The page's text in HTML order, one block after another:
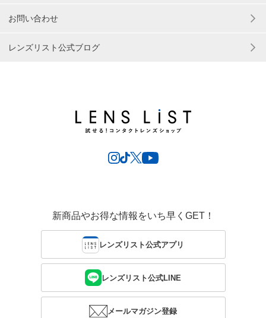
お問い合わせ
レンズリスト公式ブログ
新商品やお得な情報をいち早くGET！
レンズリスト公式アプリ
レンズリスト公式LINE
メールマガジン登録